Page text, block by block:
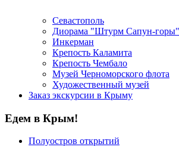
Севастополь
Диорама "Штурм Сапун-горы"
Инкерман
Крепость Каламита
Крепость Чембало
Музей Черноморского флота
Художественный музей
Заказ экскурсии в Крыму
Едем в Крым!
Полуостров открытий